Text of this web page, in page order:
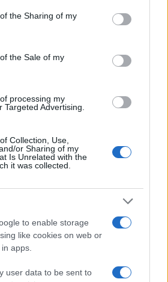
or usage behaviour. You may click to
to Google and its third-party tags to
specified purposes in below Google
the Sharing of my
the Sale of my
processing my
Targeted Advertising.
Collection, Use,
or Sharing of my
Is Unrelated with the
it was collected.
to enable storage
like cookies on web or
apps.
user data to be sent to
της φωτιάς στον
μονάδες – Εκκενώθηκε ο
Είχαμε αντιληφθεί
ο Θανάσης Αυγερινός μας
σε Ιωάννα Τούνη:
να περάσεις τέλεια στις
«Ο Μάρκος
περήφανος για μένα που
και βαλίτσες
από τουρμπίνες αεροπλάνου